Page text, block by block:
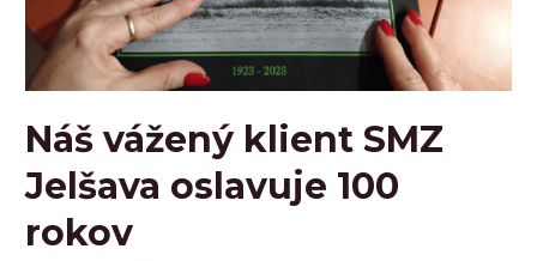
aplikáciu
pre
dotykové
Náš vážený klient SMZ
Jelšava oslavuje 100
rokov